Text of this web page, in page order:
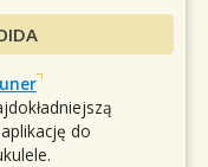
do